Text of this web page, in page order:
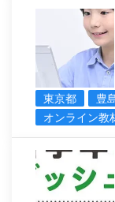
東京都
豊
オンライン教